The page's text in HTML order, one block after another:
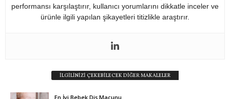
performansı karşılaştırır, kullanıcı yorumlarını dikkatle inceler ve
ürünle ilgili yapılan şikayetleri titizlikle araştırır.
İLGİLİNİZİ ÇEKEBİLECEK DİĞER MAKALELER
En İyi Bebek Diş Macunu